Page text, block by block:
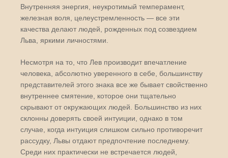
Внутренняя энергия, неукротимый темперамент,
железная воля, целеустремленность — все эти
качества делают людей, рожденных под созвездием
Льва, яркими личностями.
Несмотря на то, что Лев производит впечатление
человека, абсолютно уверенного в себе, большинству
представителей этого знака все же бывает свойственно
внутреннее смятение, которое они тщательно
скрывают от окружающих людей. Большинство из них
склонны доверять своей интуиции, однако в том
случае, когда интуиция слишком сильно противоречит
рассудку, Львы отдают предпочтение последнему.
Среди них практически не встречается людей,